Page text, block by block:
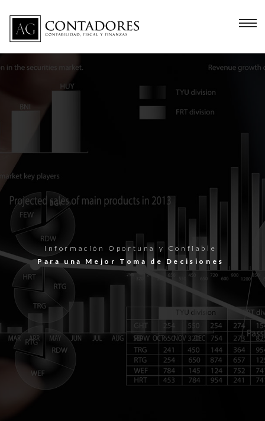
Información Oportuna y Confiable
Para una Mejor Toma de Decisiones